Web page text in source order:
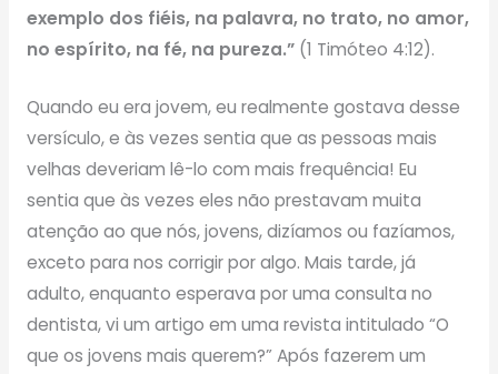
exemplo dos fiéis, na palavra, no trato, no amor,
no espírito, na fé, na pureza.”(1 Timóteo 4:12).
Quando eu era jovem, eu realmente gostava desse
versículo, e às vezes sentia que as pessoas mais
velhas deveriam lê-lo com mais frequência! Eu
sentia que às vezes eles não prestavam muita
atenção ao que nós, jovens, dizíamos ou fazíamos,
exceto para nos corrigir por algo. Mais tarde, já
adulto, enquanto esperava por uma consulta no
dentista, vi um artigo em uma revista intitulado “O
que os jovens mais querem?” Após fazerem um